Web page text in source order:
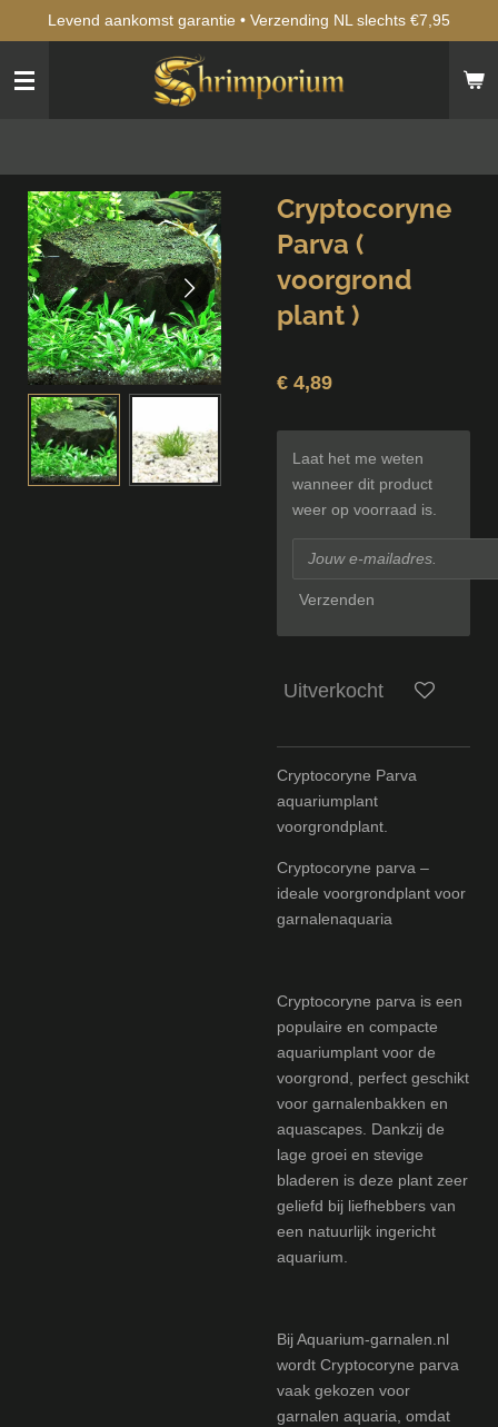
naar
hoofdinhoud
Levend aankomst garantie • Verzending NL slechts €7,95
Cryptocoryne
Parva (
voorgrond
plant )
€ 4,89
Laat het me weten
wanneer dit product
weer op voorraad is.
Verzenden
Uitverkocht
Cryptocoryne Parva
aquariumplant
voorgrondplant.
Cryptocoryne parva –
ideale voorgrondplant voor
garnalenaquaria
Cryptocoryne parva is een
populaire en compacte
aquariumplant voor de
voorgrond, perfect geschikt
voor garnalenbakken en
aquascapes. Dankzij de
lage groei en stevige
bladeren is deze plant zeer
geliefd bij liefhebbers van
een natuurlijk ingericht
aquarium.
Bij Aquarium-garnalen.nl
wordt Cryptocoryne parva
vaak gekozen voor
garnalen aquaria, omdat